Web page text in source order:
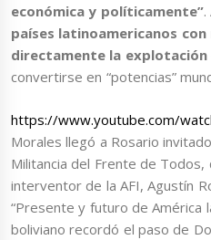
económica y políticamente”.
países latinoamericanos
directamente la explotación
convertirse en “potencias”
https://www.youtube.com/
Morales llegó a Rosario
Militancia del Frente de Todos,
interventor de la AFI, Agustín
“Presente y futuro de América
boliviano recordó el paso de